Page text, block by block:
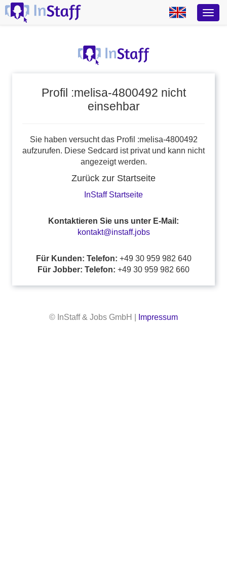
Profil :melisa-4800492 nicht
einsehbar
Sie haben versucht das Profil :melisa-4800492
aufzurufen. Diese Sedcard ist privat und kann nicht
angezeigt werden.
Zurück zur Startseite
InStaff Startseite
Kontaktieren Sie uns unter E-Mail:
kontakt@instaff.jobs
Für Kunden: Telefon: +49 30 959 982 640
Für Jobber: Telefon: +49 30 959 982 660
© InStaff & Jobs GmbH | Impressum